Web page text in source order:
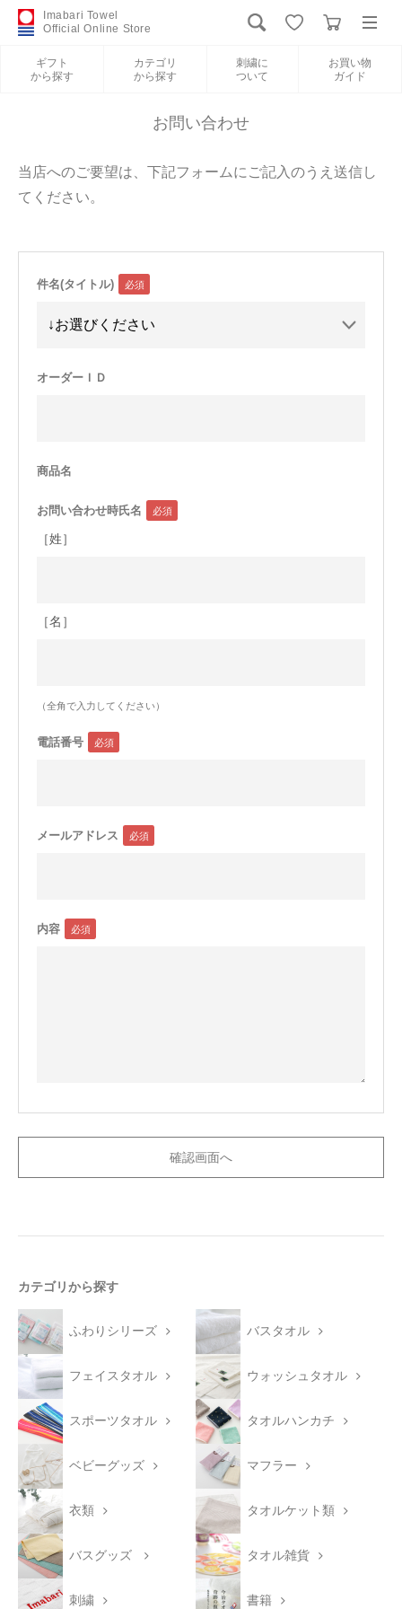
Imabari Towel
Official Online Store
ギフト
から探す
カテゴリ
から探す
刺繍に
ついて
お買い物
ガイド
新規会員登録
カテゴリから探す
お買い物ガイド
International Shipping
会員サービス
規約
お問い合わせ
当店へのご要望は、下記フォームにご記入のうえ送信し
てください。
件名(タイトル)
オーダーＩＤ
商品名
お問い合わせ時氏名
［姓］
［名］
（全角で入力してください）
電話番号
メールアドレス
内容
カテゴリから探す
ふわりシリーズ バスタオル
フェイスタオル ウォッシュタオル
スポーツタオル タオルハンカチ
ベビーグッズ マフラー
衣類 タオルケット類
バスグッズ タオル雑貨
刺繍 書籍